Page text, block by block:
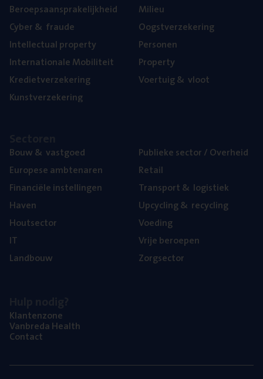
Beroeps­aan­spra­ke­lijk­heid
Cyber& fraude
Intel­lec­tu­al property
Inter­na­ti­o­na­le Mobiliteit
Kre­diet­ver­ze­ke­ring
Kunst­ver­ze­ke­ring
Mili­eu
Oogst­ver­ze­ke­ring
Per­so­nen
Pro­per­ty
Voer­tuig& vloot
Bouw& vastgoed
Euro­pe­se ambtenaren
Finan­ci­ë­le instellingen
Haven
Hout­sec­tor
IT
Land­bouw
Publie­ke sec­tor / Overheid
Retail
Trans­port& logistiek
Upcy­cling& recycling
Voe­ding
Vrije beroe­pen
Zorg­sec­tor
Klan­ten­zo­ne
Van­b­re­da Health
Con­tact